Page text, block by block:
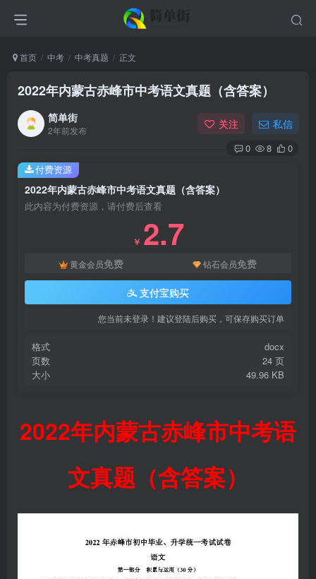
首页 中考 中考真题 正文
2022年内蒙古赤峰市中考语文真题（含答案）
简单街
2年前发布 关注 私信
0 8 0
2022年内蒙古赤峰市中考语文真题（含答案）
此内容为付费资源，请付费后查看
￥ 2.7
黄金会员免费 钻石会员免费
支付宝购买
您当前未登录！建议登陆后购买，可保存购买订单
格式
docx
页数
24 页
大小
49.96 KB
付费资源
2022年内蒙古赤峰市中考语
文真题（含答案）